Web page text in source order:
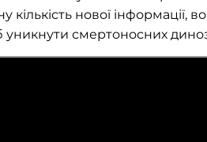
нової інформації,
смертоносних